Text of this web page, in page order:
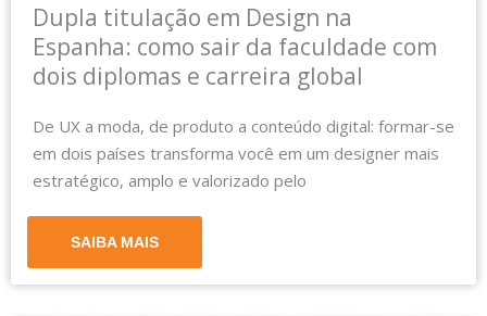
Dupla titulação em Design na
Espanha: como sair da faculdade com
dois diplomas e carreira global
De UX a moda, de produto a conteúdo digital: formar-se
em dois países transforma você em um designer mais
estratégico, amplo e valorizado pelo
SAIBA MAIS